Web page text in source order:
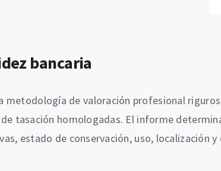
bancaria
metodología de valoración profesional
tasación homologadas. El informe
estado de conservación, uso, localización